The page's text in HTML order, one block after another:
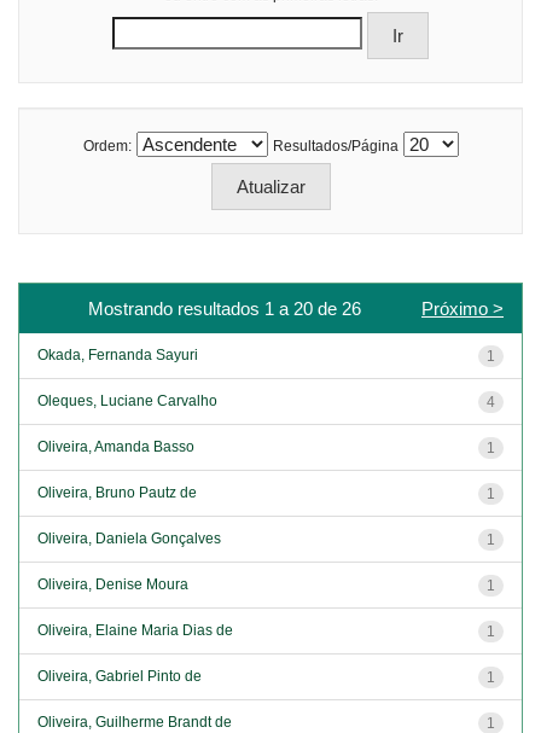
Ordem: Resultados/Página
Mostrando resultados 1 a 20 de 26 Próximo >
Okada, Fernanda Sayuri 1
Oleques, Luciane Carvalho 4
Oliveira, Amanda Basso 1
Oliveira, Bruno Pautz de 1
Oliveira, Daniela Gonçalves 1
Oliveira, Denise Moura 1
Oliveira, Elaine Maria Dias de 1
Oliveira, Gabriel Pinto de 1
Oliveira, Guilherme Brandt de 1